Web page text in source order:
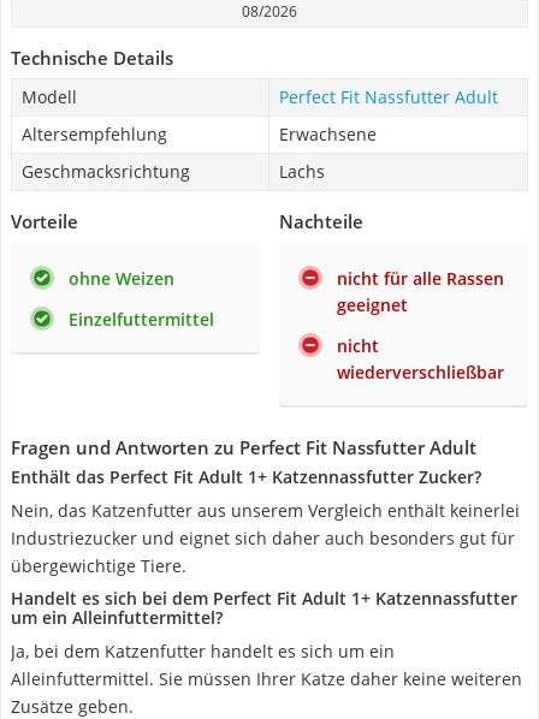
08/2026
Technische Details
Modell
Perfect Fit Nassfutter Adult
Altersempfehlung
Erwachsene
Geschmacksrichtung
Lachs
Vorteile
ohne Weizen
Einzelfuttermittel
Nachteile
nicht für alle Rassen
geeignet
nicht
wiederverschließbar
Fragen und Antworten zu Perfect Fit Nassfutter Adult
Enthält das Perfect Fit Adult 1+ Katzennassfutter Zucker?
Nein, das Katzenfutter aus unserem Vergleich enthält keinerlei
Industriezucker und eignet sich daher auch besonders gut für
übergewichtige Tiere.
Handelt es sich bei dem Perfect Fit Adult 1+ Katzennassfutter
um ein Alleinfuttermittel?
Ja, bei dem Katzenfutter handelt es sich um ein
Alleinfuttermittel. Sie müssen Ihrer Katze daher keine weiteren
Zusätze geben.